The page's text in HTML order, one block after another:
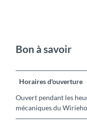
Bon à savoir
Horaires d'ouverture
Ouvert pendant les
mécaniques du